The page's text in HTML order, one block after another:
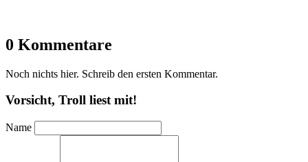
0 Kommentare
Noch nichts hier. Schreib den ersten Kommentar.
Vorsicht, Troll liest mit!
Name